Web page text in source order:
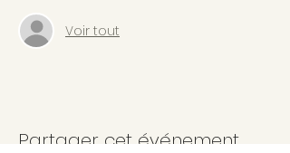
Voir tout
Partager cet événement